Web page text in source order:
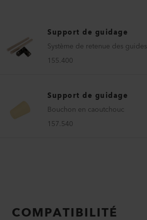
Support de guidage
Système de retenue des guides
155.400
Support de guidage
Bouchon en caoutchouc
157.540
COMPATIBILITÉ